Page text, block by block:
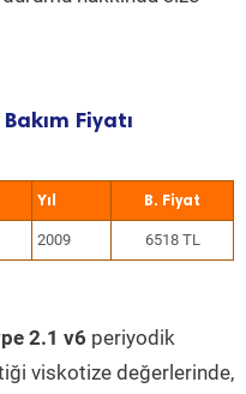
Fiyatı
Yıl
2009 6518 TL
2.1 v6 periyodik
viskotize değerlerinde,